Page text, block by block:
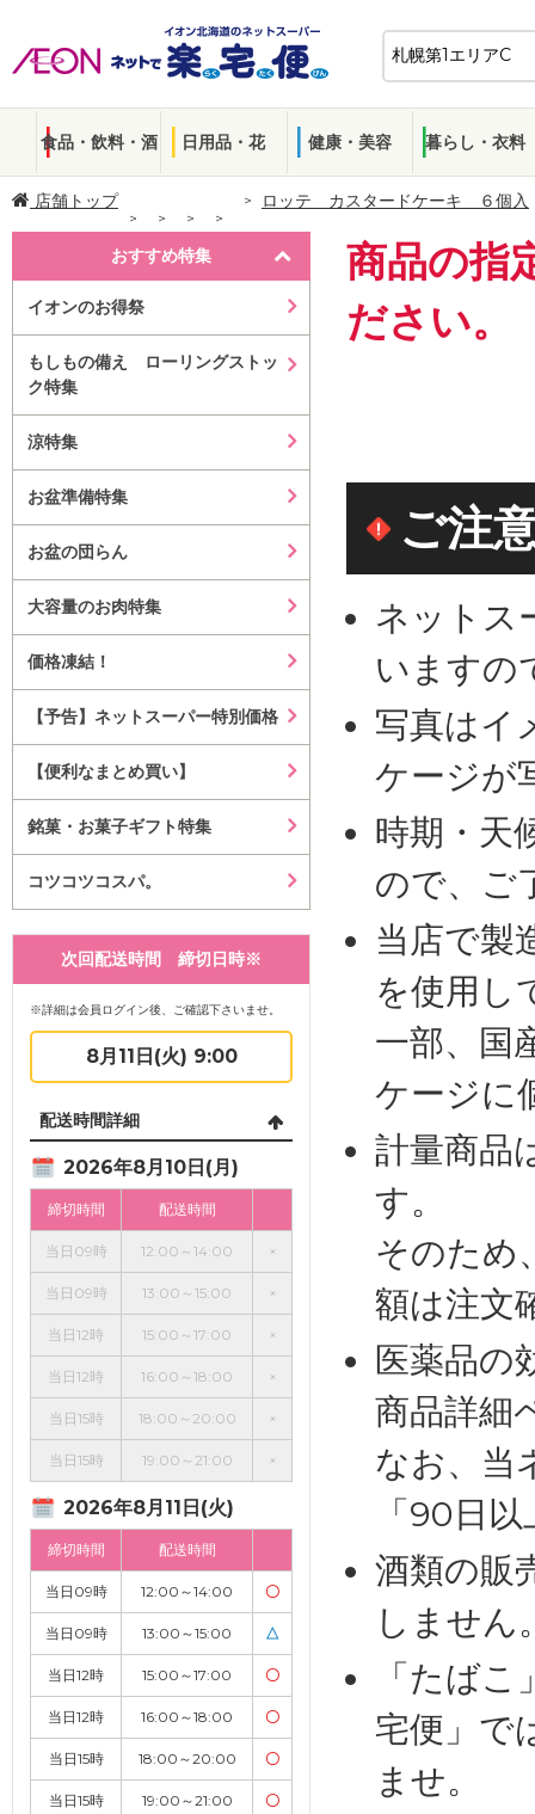
食品・飲料・酒 日用品・花 健康・美容 暮らし・衣料
店舗トップ ロッテ カスタードケーキ ６個入
おすすめ特集
イオンのお得祭
もしもの備え ローリングストッ
ク特集
涼特集
お盆準備特集
お盆の団らん
大容量のお肉特集
価格凍結！
【予告】ネットスーパー特別価格
【便利なまとめ買い】
銘菓・お菓子ギフト特集
コツコツコスパ。
次回配送時間 締切日時※
※詳細は会員ログイン後、ご確認下さいませ。
8月11日(火) 9:00
配送時間詳細
2026年8月10日(月)
締切時間 配送時間
当日09時 12:00～14:00 ×
当日09時 13:00～15:00 ×
当日12時 15:00～17:00 ×
当日12時 16:00～18:00 ×
当日15時 18:00～20:00 ×
当日15時 19:00～21:00 ×
2026年8月11日(火)
締切時間 配送時間
当日09時 12:00～14:00 〇
当日09時 13:00～15:00 △
当日12時 15:00～17:00 〇
当日12時 16:00～18:00 〇
当日15時 18:00～20:00 〇
当日15時 19:00～21:00 〇
商品の指
ださい。
ご注
ネットス
いますの
写真はイ
ケージが
時期・天
ので、ご
当店で製
を使用し
一部、国
ケージに
計量商品
す。
そのため
額は注文
医薬品の
商品詳細
なお、当
「90日
酒類の販
しません
「たば
宅便」で
ませ。